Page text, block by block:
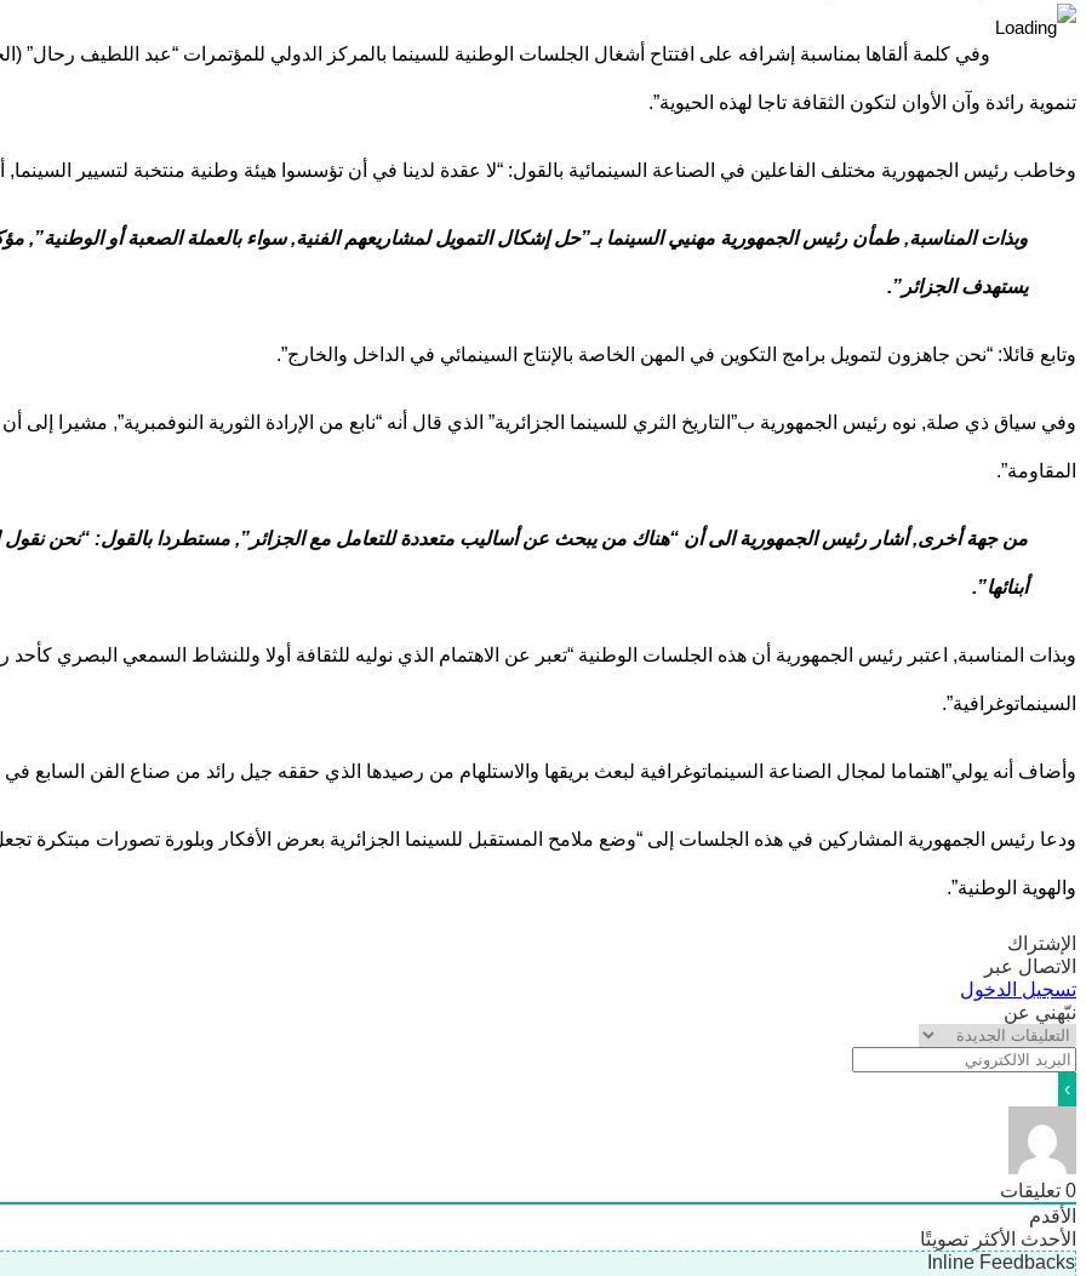
وفي كلمة ألقاها بمناسبة إشرافه على افتتاح أشغال الجلسات الوطنية للسينما بالمركز الدولي للمؤتمرات “عبد اللطيف رحال”
تنموية رائدة وآن الأوان لتكون الثقافة تاجا لهذه الحيوية”.
وخاطب رئيس الجمهورية مختلف الفاعلين في الصناعة السينمائية بالقول: “لا عقدة لدينا في أن تؤسسوا هيئة وطنية منتخبة لتسيير
وبذات المناسبة, طمأن رئيس الجمهورية مهنيي السينما بـ”حل إشكال التمويل لمشاريعهم الفنية, سواء بالعملة الصعبة أو الوطنية”,
يستهدف الجزائر”.
وتابع قائلا: “نحن جاهزون لتمويل برامج التكوين في المهن الخاصة بالإنتاج السينمائي في الداخل والخارج”.
وفي سياق ذي صلة, نوه رئيس الجمهورية ب”التاريخ الثري للسينما الجزائرية” الذي قال أنه “نابع من الإرادة الثورية النوفمبرية”, مشيرا
المقاومة”.
من جهة أخرى, أشار رئيس الجمهورية الى أن “هناك من يبحث عن أساليب متعددة للتعامل مع الجزائر”, مستطردا بالقول: “نحن نقول
أبنائها”.
وبذات المناسبة, اعتبر رئيس الجمهورية أن هذه الجلسات الوطنية “تعبر عن الاهتمام الذي نوليه للثقافة أولا وللنشاط السمعي البصري
السينماتوغرافية”.
وأضاف أنه يولي”اهتماما لمجال الصناعة السينماتوغرافية لبعث بريقها والاستلهام من رصيدها الذي حققه جيل رائد من صناع الفن السابع
ودعا رئيس الجمهورية المشاركين في هذه الجلسات إلى “وضع ملامح المستقبل للسينما الجزائرية بعرض الأفكار وبلورة تصورات مبتكرة
والهوية الوطنية”.
الإشتراك
الاتصال عبر
تسجيل الدخول
نبّهني عن
0 تعليقات
الأقدم
الأحدث الأكثر تصويتًا
Inline Feedbacks